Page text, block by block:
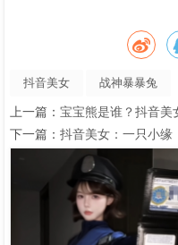
抖音美女 战神暴暴兔
上一篇： 宝宝熊是谁？抖音美
下一篇： 抖音美女：一只小缘